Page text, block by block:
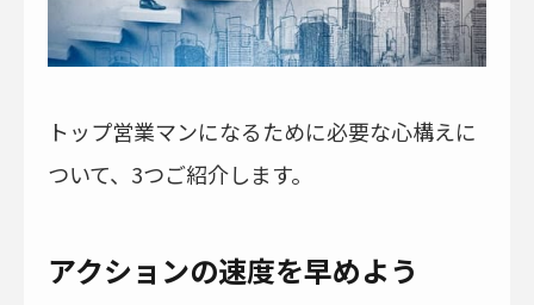
トップ営業マンになるために必要な心構えに
ついて、3つご紹介します。
アクションの速度を早めよう